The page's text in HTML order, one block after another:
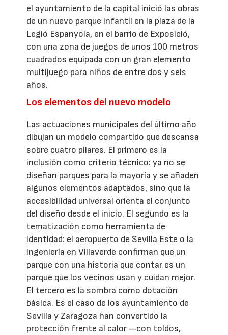
el ayuntamiento de la capital inició las obras
de un nuevo parque infantil en la plaza de la
Legió Espanyola, en el barrio de Exposició,
con una zona de juegos de unos 100 metros
cuadrados equipada con un gran elemento
multijuego para niños de entre dos y seis
años.
Los elementos del nuevo modelo
Las actuaciones municipales del último año
dibujan un modelo compartido que descansa
sobre cuatro pilares. El primero es la
inclusión como criterio técnico: ya no se
diseñan parques para la mayoría y se añaden
algunos elementos adaptados, sino que la
accesibilidad universal orienta el conjunto
del diseño desde el inicio. El segundo es la
tematización como herramienta de
identidad: el aeropuerto de Sevilla Este o la
ingeniería en Villaverde confirman que un
parque con una historia que contar es un
parque que los vecinos usan y cuidan mejor.
El tercero es la sombra como dotación
básica. Es el caso de los ayuntamiento de
Sevilla y Zaragoza han convertido la
protección frente al calor —con toldos,